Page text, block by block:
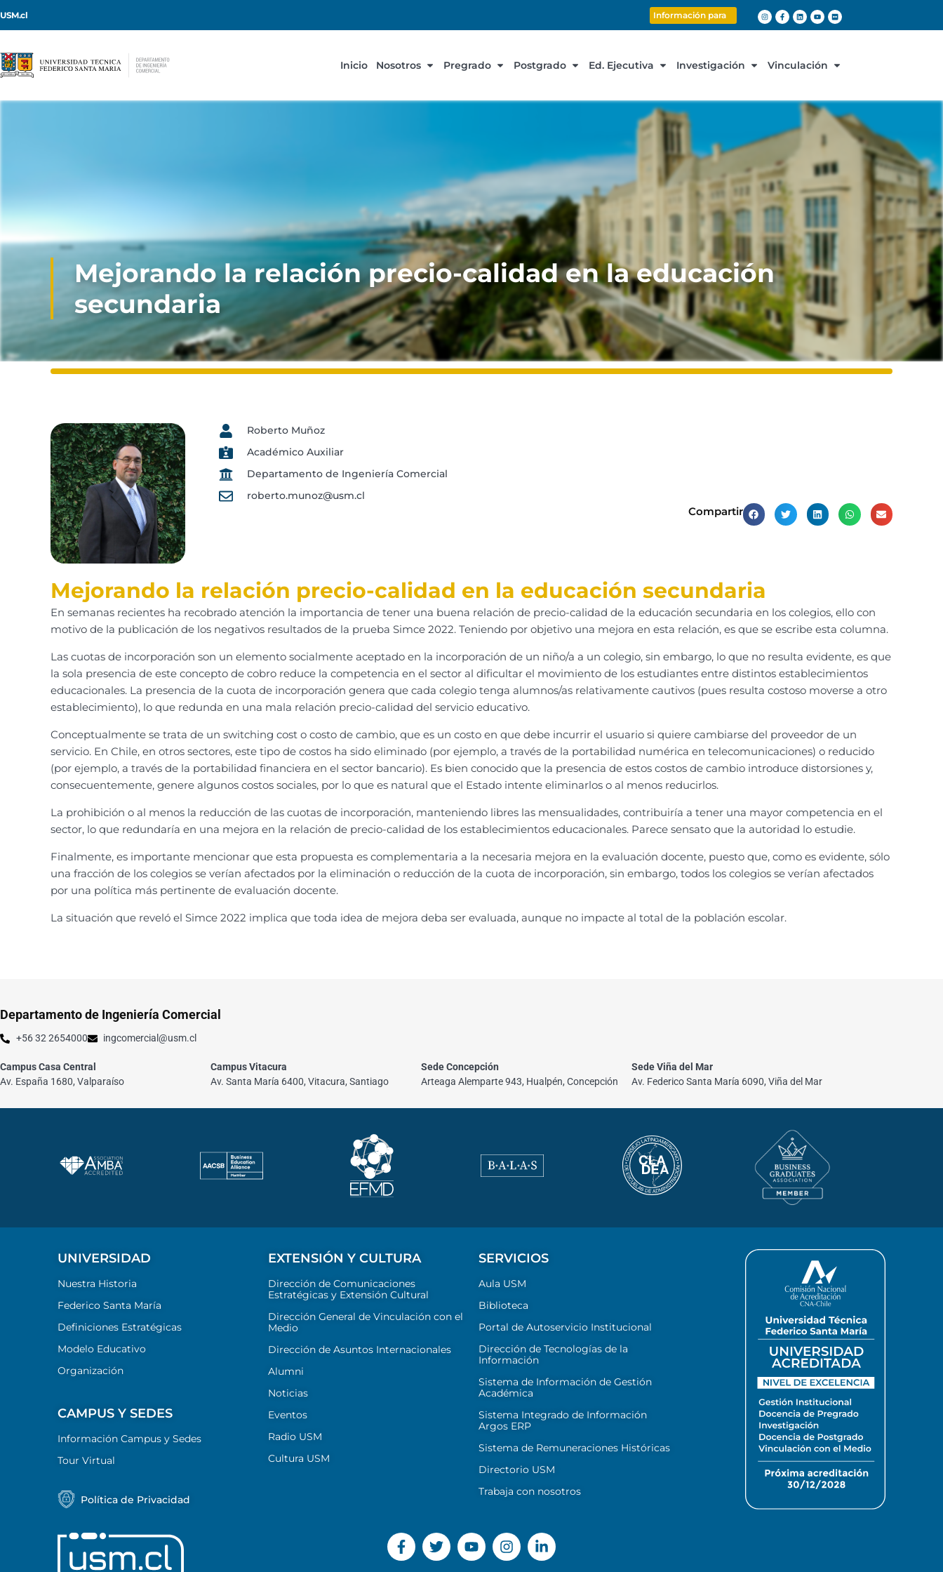
USM.cl Información para
Inicio Nosotros Pregrado Postgrado Ed. Ejecutiva Investigación Vinculación
Mejorando la relación precio-calidad en la educación
secundaria
Roberto Muñoz
Académico Auxiliar
Departamento de Ingeniería Comercial
roberto.munoz@usm.cl
Compartir
Mejorando la relación precio-calidad en la educación secundaria
En semanas recientes ha recobrado atención la importancia de tener una buena relación de precio-calidad de la educación secundaria en los colegios, ello con
motivo de la publicación de los negativos resultados de la prueba Simce 2022. Teniendo por objetivo una mejora en esta relación, es que se escribe esta columna.
Las cuotas de incorporación son un elemento socialmente aceptado en la incorporación de un niño/a a un colegio, sin embargo, lo que no resulta evidente, es que
la sola presencia de este concepto de cobro reduce la competencia en el sector al dificultar el movimiento de los estudiantes entre distintos establecimientos
educacionales. La presencia de la cuota de incorporación genera que cada colegio tenga alumnos/as relativamente cautivos (pues resulta costoso moverse a otro
establecimiento), lo que redunda en una mala relación precio-calidad del servicio educativo.
Conceptualmente se trata de un switching cost o costo de cambio, que es un costo en que debe incurrir el usuario si quiere cambiarse del proveedor de un
servicio. En Chile, en otros sectores, este tipo de costos ha sido eliminado (por ejemplo, a través de la portabilidad numérica en telecomunicaciones) o reducido
(por ejemplo, a través de la portabilidad financiera en el sector bancario). Es bien conocido que la presencia de estos costos de cambio introduce distorsiones y,
consecuentemente, genere algunos costos sociales, por lo que es natural que el Estado intente eliminarlos o al menos reducirlos.
La prohibición o al menos la reducción de las cuotas de incorporación, manteniendo libres las mensualidades, contribuiría a tener una mayor competencia en el
sector, lo que redundaría en una mejora en la relación de precio-calidad de los establecimientos educacionales. Parece sensato que la autoridad lo estudie.
Finalmente, es importante mencionar que esta propuesta es complementaria a la necesaria mejora en la evaluación docente, puesto que, como es evidente, sólo
una fracción de los colegios se verían afectados por la eliminación o reducción de la cuota de incorporación, sin embargo, todos los colegios se verían afectados
por una política más pertinente de evaluación docente.
La situación que reveló el Simce 2022 implica que toda idea de mejora deba ser evaluada, aunque no impacte al total de la población escolar.
Departamento de Ingeniería Comercial
+56 32 2654000 ingcomercial@usm.cl
Campus Casa Central
Av. España 1680, Valparaíso
Campus Vitacura
Av. Santa María 6400, Vitacura, Santiago
Sede Concepción
Arteaga Alemparte 943, Hualpén, Concepción
Sede Viña del Mar
Av. Federico Santa María 6090, Viña del Mar
UNIVERSIDAD
Nuestra Historia
Federico Santa María
Definiciones Estratégicas
Modelo Educativo
Organización
CAMPUS Y SEDES
Información Campus y Sedes
Tour Virtual
Política de Privacidad
EXTENSIÓN Y CULTURA
Dirección de Comunicaciones
Estratégicas y Extensión Cultural
Dirección General de Vinculación con el
Medio
Dirección de Asuntos Internacionales
Alumni
Noticias
Eventos
Radio USM
Cultura USM
SERVICIOS
Aula USM
Biblioteca
Portal de Autoservicio Institucional
Dirección de Tecnologías de la
Información
Sistema de Información de Gestión
Académica
Sistema Integrado de Información
Argos ERP
Sistema de Remuneraciones Históricas
Directorio USM
Trabaja con nosotros